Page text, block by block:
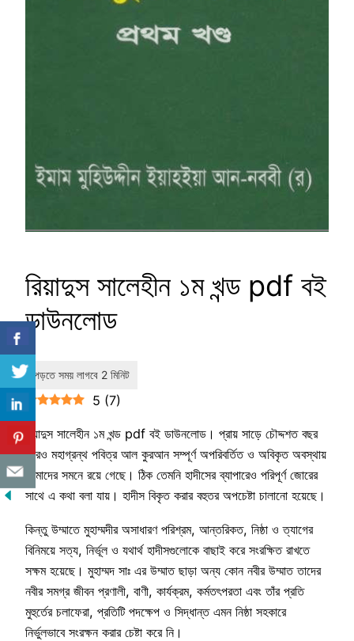
রিয়াদুস সালেহীন ১ম খন্ড pdf বই
ডাউনলোড
5 (7)
রিয়াদুস সালেহীন ১ম খন্ড pdf বই ডাউনলোড। প্রায় সাড়ে চৌদ্দশত বছর
পরেও মহাগ্রন্থ পবিত্র আল কুরআন সম্পূর্ণ অপরিবর্তিত ও অবিকৃত অবস্থায়
আমাদের সমনে রয়ে গেছে। ঠিক তেমনি হাদীসের ব্যাপারেও পরিপূর্ণ জোরের
সাথে এ কথা বলা যায়। হাদীস বিকৃত করার বহুতর অপচেষ্টা চালানো হয়েছে।
কিন্তু উম্মাতে মুহাম্মদীর অসাধারণ পরিশ্রম, আন্তরিকত, নিষ্ঠা ও ত্যাগের
বিনিময়ে সত্য, নির্ভূল ও যথার্থ হাদীসগুলোকে বাছাই করে সংরক্ষিত রাখতে
সক্ষম হয়েছে। মুহাম্মদ সাঃ এর উম্মাত ছাড়া অন্য কোন নবীর উম্মাত তাদের
নবীর সমগ্র জীবন প্রণালী, বাণী, কার্যক্রম, কর্মতৎপরতা এবং তাঁর প্রতি
মুহুর্তের চলাফেরা, প্রতিটি পদক্ষেপ ও সিদ্ধান্ত এমন নিষ্ঠা সহকারে
নির্ভুলভাবে সংরক্ষন করার চেষ্টা করে নি।